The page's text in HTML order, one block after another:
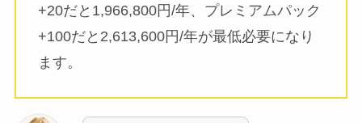
+20だと1,966,800円/年、プレミアムパック
+100だと2,613,600円/年が最低必要になり
ます。